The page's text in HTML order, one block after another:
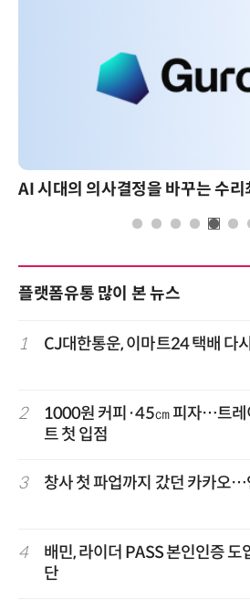
플랫폼유통 많이 본 뉴스
1 CJ대한통운, 이마트24 택배 다
2
1000원 커피·45㎝ 피자…트레
트 첫 입점
3 창사 첫 파업까지 갔던 카카오…
4
배민, 라이더 PASS 본인인증
단